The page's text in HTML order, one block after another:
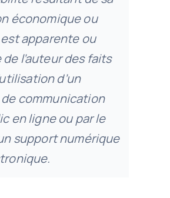
économique ou
apparente ou
l’auteur des faits
d’un
communication
en ligne ou par le
support numérique